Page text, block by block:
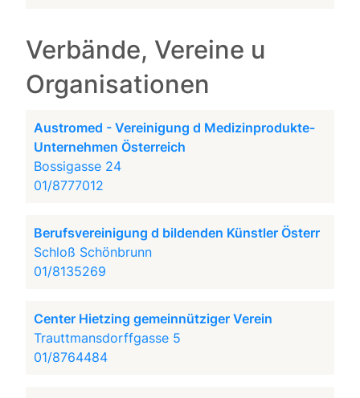
Verbände, Vereine u
Organisationen
Austromed - Vereinigung d Medizinprodukte-
Unternehmen Österreich
Bossigasse 24
01/8777012
Berufsvereinigung d bildenden Künstler Österr
Schloß Schönbrunn
01/8135269
Center Hietzing gemeinnütziger Verein
Trauttmansdorffgasse 5
01/8764484